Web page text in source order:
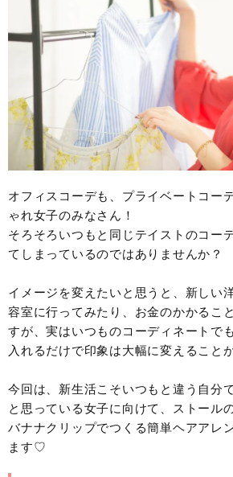
オフィスコーデも、プライベートコー
ゃれ女子のみなさん！
そろそろいつもと同じテイストのコー
てしまっているのではありませんか？
イメージを変えたいと思うと、新しい
容室に行ってみたり、お金のかかるこ
すが、実はいつものコーディネートで
入れるだけで印象は大幅に変えること
今回は、新生活こそいつもと違う自分
と思っている女子に向けて、ストール
バナナクリップでつくる簡単ヘアアレ
ます♡